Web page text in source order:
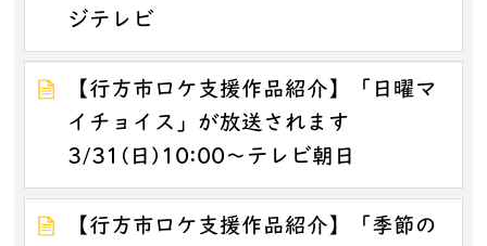
ジテレビ
【行方市ロケ支援作品紹介】「日曜マ
イチョイス」が放送されます
3/31(日)10:00～テレビ朝日
【行方市ロケ支援作品紹介】「季節の